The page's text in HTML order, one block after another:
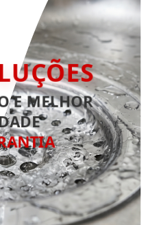
E MELHOR